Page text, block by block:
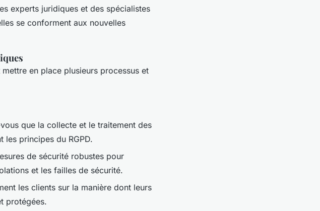
experts juridiques et des spécialistes
se conforment aux nouvelles
en place plusieurs processus et
que la collecte et le traitement des
les principes du RGPD.
de sécurité robustes pour
et les failles de sécurité.
les clients sur la manière dont leurs
protégées.